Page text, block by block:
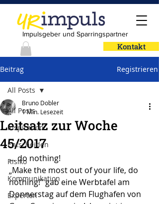
Impulsgeber und Sparringspartner
Kontakt
Beitrag Registrieren
All Posts
Inspiration
Entscheiden
Risiko
Kommunikation
Experten
All Posts
Leitsatz zur Woche
45/2017
Bruno Dobler
1 Min. Lesezeit
… do nothing!
„Make the most out of your life, do
nothing!“ gab eine Werbtafel am
Donnerstag auf dem Flughafen von